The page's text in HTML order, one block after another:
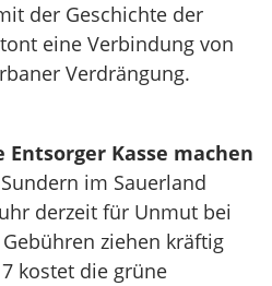
der Geschichte der
eine Verbindung von
Verdrängung.
Kasse machen
im Sauerland
derzeit für Unmut bei
ziehen kräftig
kostet die grüne